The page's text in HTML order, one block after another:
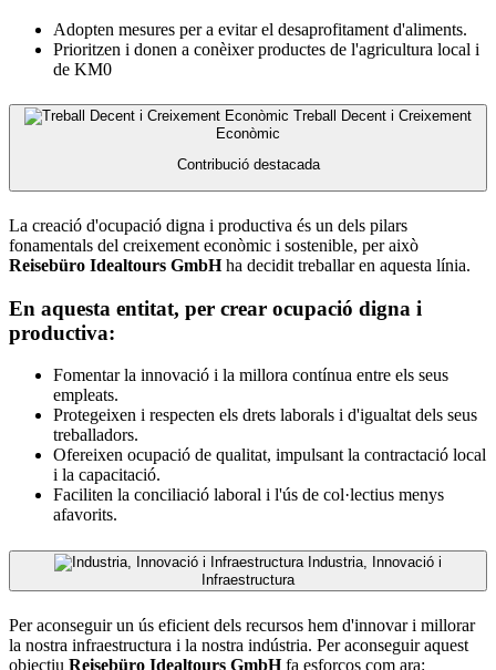
Adopten mesures per a evitar el desaprofitament d'aliments.
Prioritzen i donen a conèixer productes de l'agricultura local i
de KM0
Treball Decent i Creixement
Econòmic
Contribució destacada
La creació d'ocupació digna i productiva és un dels pilars
fonamentals del creixement econòmic i sostenible, per això
Reisebüro Idealtours GmbHha decidit treballar en aquesta línia.
En aquesta entitat, per crear ocupació digna i
productiva:
Fomentar la innovació i la millora contínua entre els seus
empleats.
Protegeixen i respecten els drets laborals i d'igualtat dels seus
treballadors.
Ofereixen ocupació de qualitat, impulsant la contractació local
i la capacitació.
Faciliten la conciliació laboral i l'ús de col·lectius menys
afavorits.
Industria, Innovació i
Infraestructura
Per aconseguir un ús eficient dels recursos hem d'innovar i millorar
la nostra infraestructura i la nostra indústria. Per aconseguir aquest
objectiu Reisebüro Idealtours GmbHfa esforços com ara: